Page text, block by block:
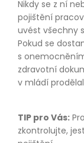
Nikdy se z ní
pojištění
uvést všechny
Pokud se
s
zdravotní
v mládí
TIP pro Vás:
zkontrolujte,